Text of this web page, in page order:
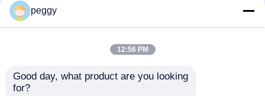
তারের জোতা
এলভিডিএস ক্যাবল
Molex 172256-3102
peggy
12:56 PM
Good day, what product are you looking
for?